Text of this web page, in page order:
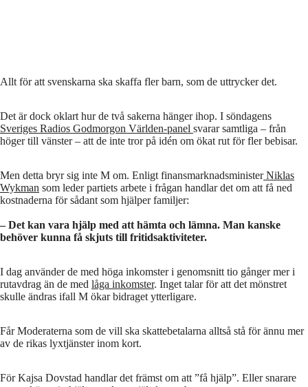
Allt för att svenskarna ska skaffa fler barn, som de uttrycker det.
Det är dock oklart hur de två sakerna hänger ihop. I söndagens
Sveriges Radios Godmorgon Världen-panel svarar samtliga – från
höger till vänster – att de inte tror på idén om ökat rut för fler bebisar.
Men detta bryr sig inte M om. Enligt finansmarknadsministerNiklas
Wykman som leder partiets arbete i frågan handlar det om att få ned
kostnaderna för sådant som hjälper familjer:
– Det kan vara hjälp med att hämta och lämna. Man kanske
behöver kunna få skjuts till fritidsaktiviteter.
I dag använder de med höga inkomster i genomsnitt tio gånger mer i
rutavdrag än de med låga inkomster. Inget talar för att det mönstret
skulle ändras ifall M ökar bidraget ytterligare.
Får Moderaterna som de vill ska skattebetalarna alltså stå för ännu mer
av de rikas lyxtjänster inom kort.
För Kajsa Dovstad handlar det främst om att ”få hjälp”. Eller snarare